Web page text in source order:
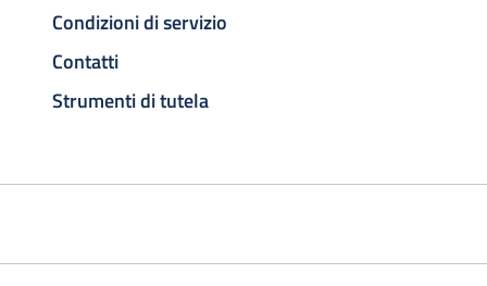
Condizioni di servizio
Contatti
Strumenti di tutela